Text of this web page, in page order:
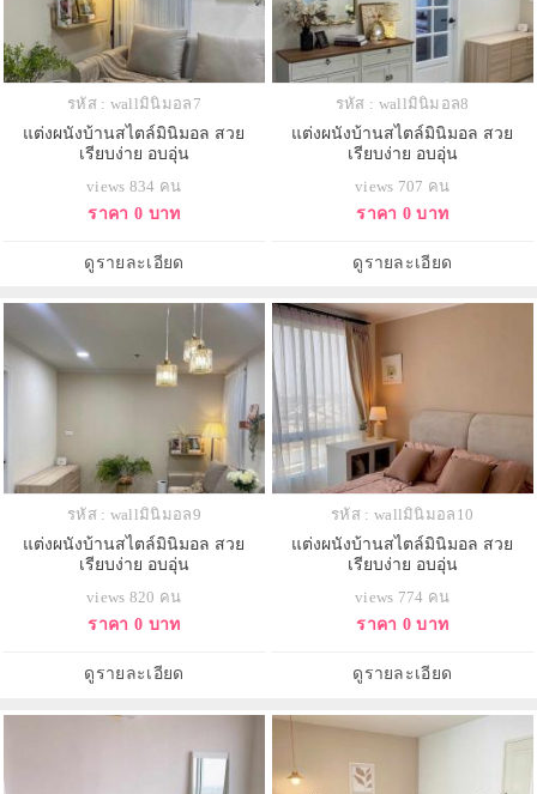
รหัส : wallมินิมอล7
แต่งผนังบ้านสไตล์มินิมอล สวย
เรียบง่าย อบอุ่น
views 834 คน
ราคา 0 บาท
ดูรายละเอียด
รหัส : wallมินิมอล8
แต่งผนังบ้านสไตล์มินิมอล สวย
เรียบง่าย อบอุ่น
views 707 คน
ราคา 0 บาท
ดูรายละเอียด
รหัส : wallมินิมอล9
แต่งผนังบ้านสไตล์มินิมอล สวย
เรียบง่าย อบอุ่น
views 820 คน
ราคา 0 บาท
ดูรายละเอียด
รหัส : wallมินิมอล10
แต่งผนังบ้านสไตล์มินิมอล สวย
เรียบง่าย อบอุ่น
views 774 คน
ราคา 0 บาท
ดูรายละเอียด